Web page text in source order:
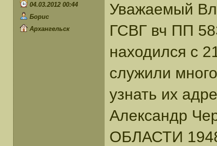
04.03.2012 00:44
Борис
Архангельск
Уважаемый
ГСВГ вч ПП
находился с
служили
узнать их
Александр
ОБЛАСТИ